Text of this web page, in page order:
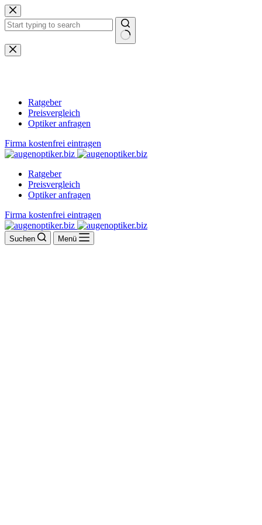
Zum
Inhalt
springen
Keine
Ergebnisse
Ratgeber
Preisvergleich
Optiker anfragen
Firma kostenfrei eintragen
Ratgeber
Preisvergleich
Optiker anfragen
Firma kostenfrei eintragen
Suchen Menü